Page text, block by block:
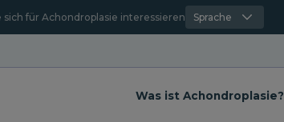
für Achondroplasie interessieren Sprache
Was ist Achondroplasie?